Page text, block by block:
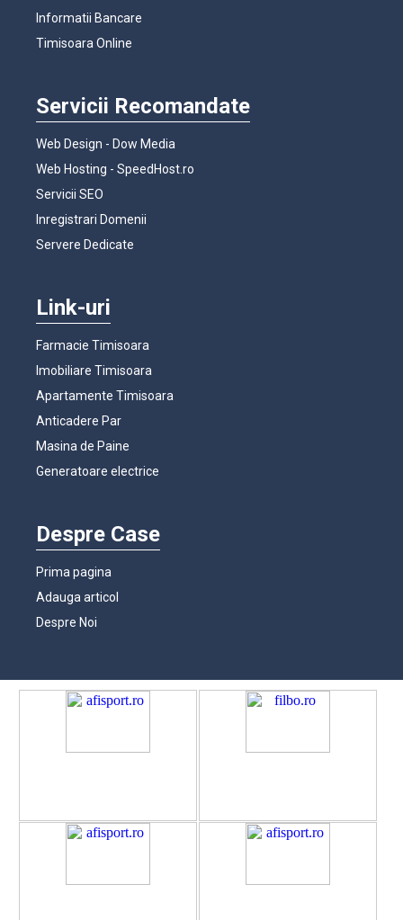
Informatii Bancare
Timisoara Online
Servicii Recomandate
Web Design - Dow Media
Web Hosting - SpeedHost.ro
Servicii SEO
Inregistrari Domenii
Servere Dedicate
Link-uri
Farmacie Timisoara
Imobiliare Timisoara
Apartamente Timisoara
Anticadere Par
Masina de Paine
Generatoare electrice
Despre Case
Prima pagina
Adauga articol
Despre Noi